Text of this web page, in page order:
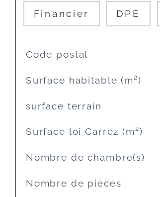
Financier DPE
TRAD_SIROCCO_Caracteristique
Code postal
Surface habitable (m²)
surface terrain
Surface loi Carrez (m²)
Nombre de chambre(s)
Nombre de pièces